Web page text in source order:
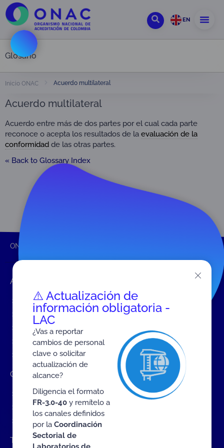
EN
Glosario
Inicio ONAC Acuerdo multilateral
Acuerdo multilateral
Acuerdo entre más de dos partes por el cual cada parte
reconoce o acepta los resultados de la evaluación de la
conformidad de las otras partes.
« Back to Glossary Index
ONAC
Accesos rápidos
Eventos
Tarifas MIT
Servicios de ONAC
Acredítate con ONAC
Documentos
Contratación de Bienes y Servicios
Contratación de bienes y servicios
Procesos en curso
Contratos vigentes
Trabaje con nosotros
⚠️ Actualización de
información obligatoria -
LAC
¿Vas a reportar
cambios de personal
clave o solicitar
actualización de
alcance?
Diligencia el formato
FR-3.0-40y remítelo a
los canales definidos
por la Coordinación
Sectorial de